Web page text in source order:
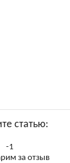
статью:
-1
за отзыв